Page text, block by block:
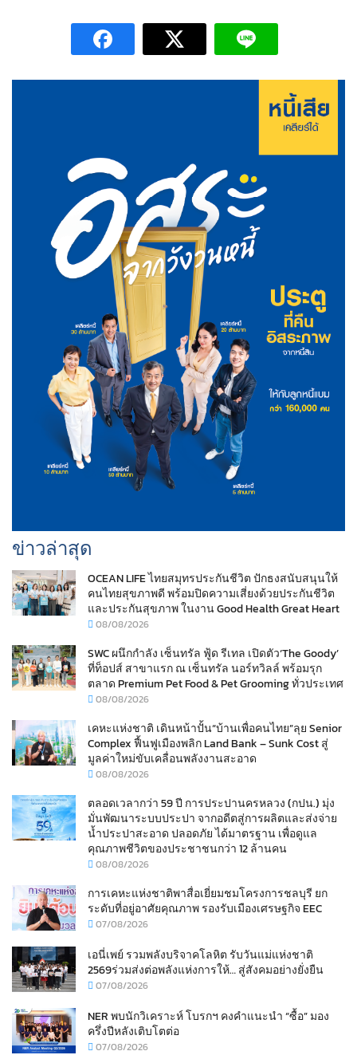
ข่าวล่าสุด
OCEAN LIFE ไทยสมุทรประกันชีวิต ปักธงสนับสนุนให้
คนไทยสุขภาพดี พร้อมปิดความเสี่ยงด้วยประกันชีวิต
และประกันสุขภาพ ในงาน Good Health Great Heart
08/08/2026
SWC ผนึกกำลัง เซ็นทรัล ฟู้ด รีเทล เปิดตัว‘The Goody’
ที่ท็อปส์ สาขาแรก ณ เซ็นทรัล นอร์ทวิลล์ พร้อมรุก
ตลาด Premium Pet Food & Pet Grooming ทั่วประเทศ
08/08/2026
เคหะแห่งชาติ เดินหน้าปั้น“บ้านเพื่อคนไทย”ลุย Senior
Complex ฟื้นฟูเมืองพลิก Land Bank – Sunk Cost สู่
มูลค่าใหม่ขับเคลื่อนพลังงานสะอาด
08/08/2026
ตลอดเวลากว่า 59 ปี การประปานครหลวง (กปน.) มุ่ง
มั่นพัฒนาระบบประปา จากอดีตสู่การผลิตและส่งจ่าย
น้ำประปาสะอาด ปลอดภัย ได้มาตรฐาน เพื่อดูแล
คุณภาพชีวิตของประชาชนกว่า 12 ล้านคน
08/08/2026
การเคหะแห่งชาติพาสื่อเยี่ยมชมโครงการชลบุรี ยก
ระดับที่อยู่อาศัยคุณภาพ รองรับเมืองเศรษฐกิจ EEC
07/08/2026
เอนี่เพย์ รวมพลังบริจาคโลหิต รับวันแม่แห่งชาติ
2569ร่วมส่งต่อพลังแห่งการให้… สู่สังคมอย่างยั่งยืน
07/08/2026
NER พบนักวิเคราะห์ โบรกฯ คงคำแนะนำ “ซื้อ” มอง
ครึ่งปีหลังเติบโตต่อ
07/08/2026